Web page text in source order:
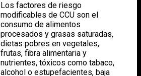
Los factores de riesgo
modificables de CCU son el
consumo de alimentos
procesados y grasas saturadas,
dietas pobres en vegetales,
frutas, fibra alimentaria y
nutrientes, tóxicos como tabaco,
alcohol o estupefacientes, baja